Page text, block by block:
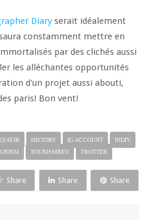
Diaryserait idéalement
constamment mettre en
par des clichés aussi
les alléchantes opportunités
d'un projet aussi abouti,
paris! Bon vent!
HISTORY IG ACCOUNT
INDIV
TOURISMREV TROTTER
Share Share Share